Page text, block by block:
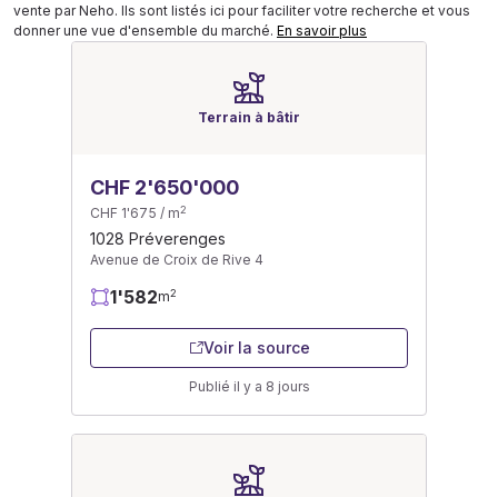
vente par Neho. Ils sont listés ici pour faciliter votre recherche et vous
donner une vue d'ensemble du marché. En savoir plus
Terrain à bâtir
CHF 2'650'000
CHF 1'675 / m2
1028 Préverenges
Avenue de Croix de Rive 4
1'582m2
Voir la source
Publié il y a 8 jours